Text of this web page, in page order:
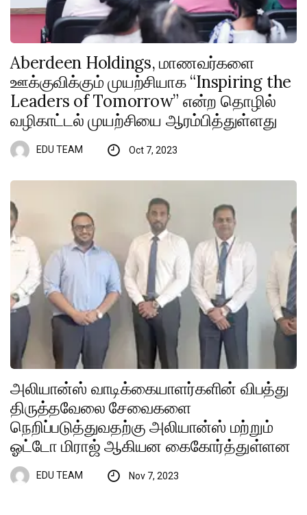
Aberdeen Holdings, மாணவர்களை
ஊக்குவிக்கும் முயற்சியாக “Inspiring the
Leaders of Tomorrow” என்ற தொழில்
வழிகாட்டல் முயற்சியை ஆரம்பித்துள்ளது
EDU TEAM Oct 7, 2023
அலியான்ஸ் வாடிக்கையாளர்களின் விபத்து
திருத்தவேலை சேவைகளை
நெறிப்படுத்துவதற்கு அலியான்ஸ் மற்றும்
ஓட்டோ மிராஜ் ஆகியன கைகோர்த்துள்ளன
EDU TEAM Nov 7, 2023